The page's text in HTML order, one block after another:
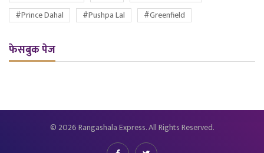
#Prince Dahal
#Pushpa Lal #Greenfield
फेसबुक पेज
© 2026 Rangashala Express. All Rights Reserved.